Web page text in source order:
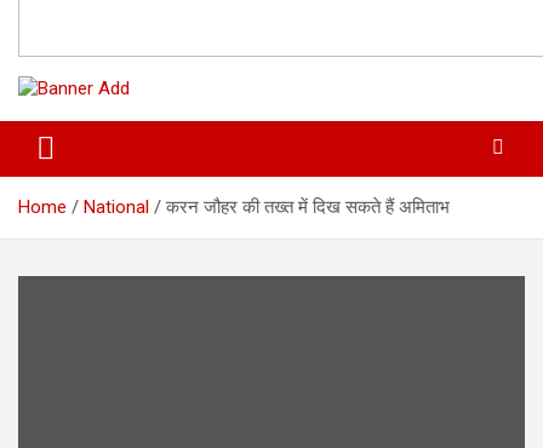
Home National करन जौहर की तख्त में दिख सकते हैं अमिताभ